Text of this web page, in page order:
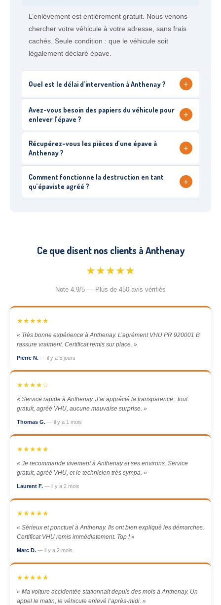
L’enlèvement est entièrement gratuit. Nous venons
chercher votre véhicule à votre adresse, sans frais
cachés. Seule condition : que le véhicule soit
légalement déclaré épave.
Quel est le délai d’intervention à Anthenay ? +
Avez-vous besoin des papiers du véhicule pour
enlever l’épave ?
+
Récupérez-vous les pièces d’une épave à
Anthenay ?
+
Comment fonctionne la destruction en tant
qu’épaviste agréé ?
+
Ce que disent nos clients à Anthenay
★★★★★
Note 4.9/5 — Plus de 450 avis vérifiés
★★★★★
« Très bonne expérience à Anthenay. L’agrément VHU PR 920001 B
rassure vraiment. Certificat remis sur place. »
Pierre N. — il y a 5 jours
★★★★☆
« Service rapide à Anthenay. J’ai apprécié la transparence : tout
gratuit, agréé VHU, aucune mauvaise surprise. »
Thomas G. — il y a 1 mois
★★★★★
« Je recommande vivement à Anthenay et ses environs. Service
gratuit, agréé VHU, et le technicien très sympa. »
Laurent F. — il y a 2 mois
★★★★★
« Sérieux et ponctuel à Anthenay. Ils ont bien expliqué les démarches.
Certificat VHU remis immédiatement. Top ! »
Marc D. — il y a 2 mois
★★★★★
« Ma voiture accidentée stationnait depuis des mois à Anthenay. Un
appel le matin, le véhicule enlevé l’après-midi. »